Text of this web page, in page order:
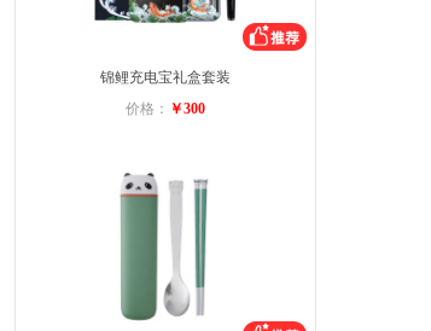
锦鲤充电宝礼盒套装
价格： ￥300